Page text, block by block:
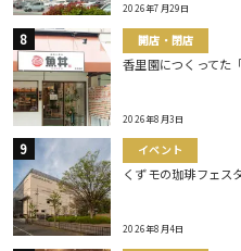
2026年7月29日
開店・閉店
香里園につくってた
2026年8月3日
イベント
くずモの珈琲フェス
2026年8月4日